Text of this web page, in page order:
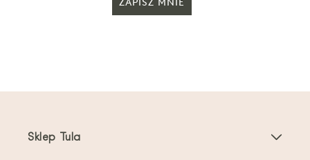
ZAPISZ MNIE
Sklep Tula